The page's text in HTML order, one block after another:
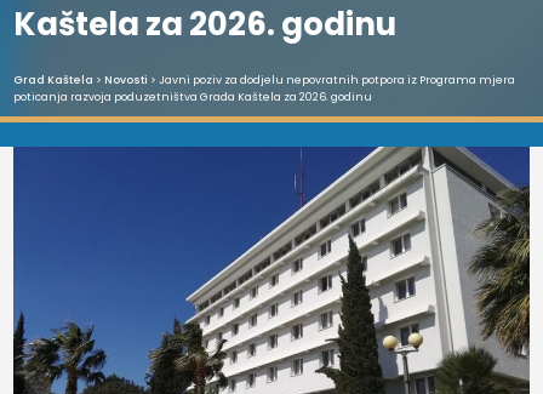
Kaštela za 2026. godinu
Grad Kaštela > Novosti > Javni poziv za dodjelu nepovratnih potpora iz Programa mjera
poticanja razvoja poduzetništva Grada Kaštela za 2026. godinu